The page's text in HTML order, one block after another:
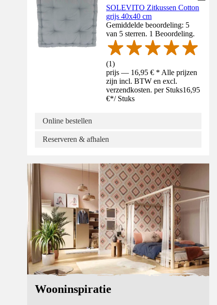
SOLEVITO Zitkussen Cotton
grijs 40x40 cm
Gemiddelde beoordeling: 5
van 5 sterren. 1 Beoordeling.
(1)
prijs — 16,95 € * Alle prijzen
zijn incl. BTW en excl.
verzendkosten. per Stuks16,95
€*/ Stuks
Online bestellen
Reserveren & afhalen
Wooninspiratie